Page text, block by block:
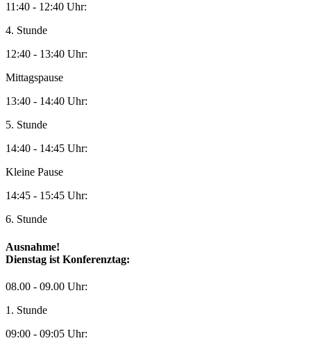
11:40 - 12:40 Uhr:
4. Stunde
12:40 - 13:40 Uhr:
Mittagspause
13:40 - 14:40 Uhr:
5. Stunde
14:40 - 14:45 Uhr:
Kleine Pause
14:45 - 15:45 Uhr:
6. Stunde
Ausnahme!
Dienstag ist Konferenztag:
08.00 - 09.00 Uhr:
1. Stunde
09:00 - 09:05 Uhr: